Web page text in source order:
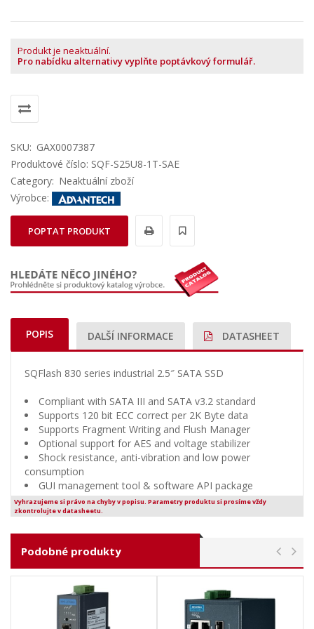
Produkt je neaktuální.
Pro nabídku alternativy vyplňte poptávkový formulář.
SKU: GAX0007387
Produktové číslo: SQF-S25U8-1T-SAE
Category: Neaktuální zboží
Výrobce:
POPTAT PRODUKT
POPIS DALŠÍ INFORMACE DATASHEET
SQFlash 830 series industrial 2.5″ SATA SSD
Compliant with SATA III and SATA v3.2 standard
Supports 120 bit ECC correct per 2K Byte data
Supports Fragment Writing and Flush Manager
Optional support for AES and voltage stabilizer
Shock resistance, anti-vibration and low power
consumption
GUI management tool & software API package
Vyhrazujeme si právo na chyby v popisu. Parametry produktu si prosíme vždy
zkontrolujte v datasheetu.
Podobné produkty